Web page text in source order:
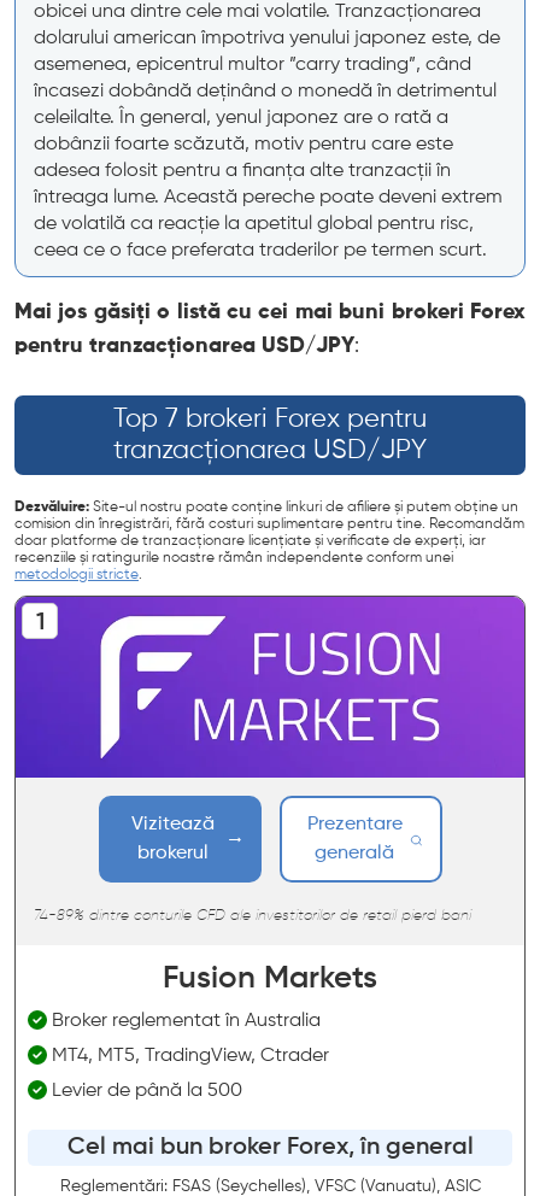
obicei una dintre cele mai volatile. Tranzacționarea
dolarului american împotriva yenului japonez este, de
asemenea, epicentrul multor ”carry trading”, când
încasezi dobândă deținând o monedă în detrimentul
celeilalte. În general, yenul japonez are o rată a
dobânzii foarte scăzută, motiv pentru care este
adesea folosit pentru a finanța alte tranzacții în
întreaga lume. Această pereche poate deveni extrem
de volatilă ca reacție la apetitul global pentru risc,
ceea ce o face preferata traderilor pe termen scurt.
Mai jos găsiți o listă cu cei mai buni brokeri Forex
pentru tranzacționarea USD/JPY:
Top 7 brokeri Forex pentru
tranzacționarea USD/JPY
Dezvăluire: Site-ul nostru poate conține linkuri de afiliere și putem obține un
comision din înregistrări, fără costuri suplimentare pentru tine. Recomandăm
doar platforme de tranzacționare licențiate și verificate de experți, iar
recenziile și ratingurile noastre rămân independente conform unei
metodologii stricte.
Vizitează
brokerul
Prezentare
generală
74-89% dintre conturile CFD ale investitorilor de retail pierd bani
Fusion Markets
Broker reglementat în Australia
MT4, MT5, TradingView, Ctrader
Levier de până la 500
Cel mai bun broker Forex, în general
Reglementări: FSAS (Seychelles), VFSC (Vanuatu), ASIC